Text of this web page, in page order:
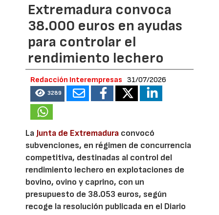
Extremadura convoca
38.000 euros en ayudas
para controlar el
rendimiento lechero
Redacción Interempresas 31/07/2026
3289
LaJunta de Extremadura convocó
subvenciones, en régimen de concurrencia
competitiva, destinadas al control del
rendimiento lechero en explotaciones de
bovino, ovino y caprino, con un
presupuesto de 38.053 euros, según
recoge la resolución publicada en el Diario